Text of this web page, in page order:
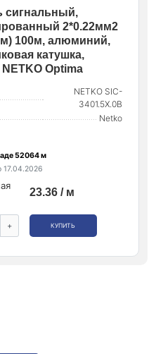
сигнальный,
2*0.22мм2
100м, алюминий,
катушка,
Optima
NETKO SIC-
3401.5X.0B
Netko
52064 м
17.04.2026
23.36 / м
+ КУПИТЬ